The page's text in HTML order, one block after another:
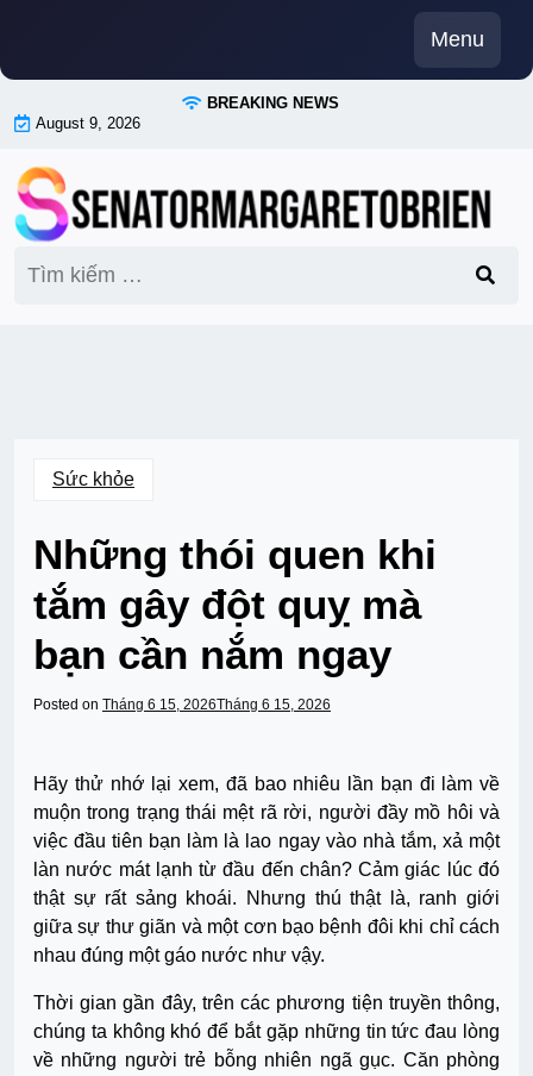
content
Menu
BREAKING NEWS
August 9, 2026
kiếm
Sức khỏe
Những thói quen khi
tắm gây đột quỵ mà
bạn cần nắm ngay
Posted on Tháng 6 15, 2026Tháng 6 15, 2026
Hãy thử nhớ lại xem, đã bao nhiêu lần bạn đi làm về
muộn trong trạng thái mệt rã rời, người đầy mồ hôi và
việc đầu tiên bạn làm là lao ngay vào nhà tắm, xả một
làn nước mát lạnh từ đầu đến chân? Cảm giác lúc đó
thật sự rất sảng khoái. Nhưng thú thật là, ranh giới
giữa sự thư giãn và một cơn bạo bệnh đôi khi chỉ cách
nhau đúng một gáo nước như vậy.
Thời gian gần đây, trên các phương tiện truyền thông,
chúng ta không khó để bắt gặp những tin tức đau lòng
về những người trẻ bỗng nhiên ngã gục. Căn phòng